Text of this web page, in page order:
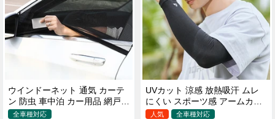
ウインドーネット 通気 カーテ
ン 防虫 車中泊 カー用品 網戸
取付簡単
全車種対応
UVカット 涼感 放熱吸汗 ムレ
にくい スポーツ感 アームカバ
ー 男女汎用
人気 全車種対応